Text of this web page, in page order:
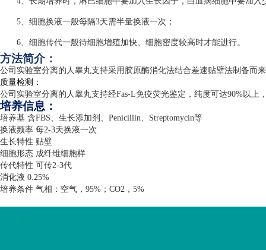
5、细胞换液一般每隔3天需半量换液一次；
6、细胞传代一般待细胞增殖加快、细胞密度较高时才能进行。
方法简介：
公司实验室分离的人睾丸支持采用胶原酶消化法结合差速贴壁法制备而
质量检测：
公司实验室分离的人睾丸支持经Fas-L免疫荧光鉴定，纯度可达90%以上
培养信息：
培养基 含FBS、生长添加剂、 Penicillin、 Streptomycin等
换液频率 每2-3天换液一次
生长特性 贴壁
细胞形态 成纤维细胞样
传代特性 可传2-3代
消化液 0.25%
培养条件 气相：空气， 95% ； CO2 ， 5%